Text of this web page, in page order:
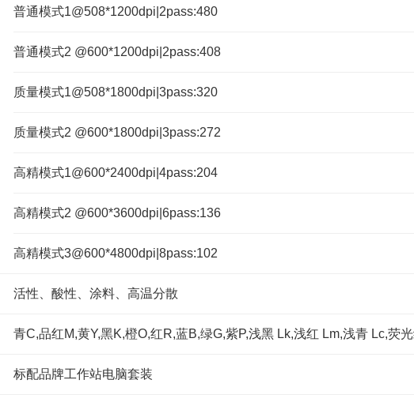
普通模式1@508*1200dpi|2pass:480
普通模式2 @600*1200dpi|2pass:408
质量模式1@508*1800dpi|3pass:320
质量模式2 @600*1800dpi|3pass:272
高精模式1@600*2400dpi|4pass:204
高精模式2 @600*3600dpi|6pass:136
高精模式3@600*4800dpi|8pass:102
活性、酸性、涂料、高温分散
青C,品红M,黄Y,黑K,橙O,红R,蓝B,绿G,紫P,浅黑 Lk,浅红 Lm,浅青 Lc,荧
标配品牌工作站电脑套装